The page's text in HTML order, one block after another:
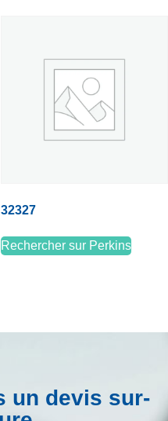
32327
Rechercher sur Perkins
un devis sur-